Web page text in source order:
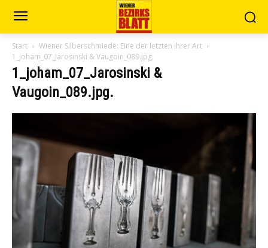
Start
Wiener Silberschmiede: Eine der letzten ihrer Art
1_joham_07_Jarosinski & Vaugoin_089.jpg.
1_joham_07_Jarosinski &
Vaugoin_089.jpg.